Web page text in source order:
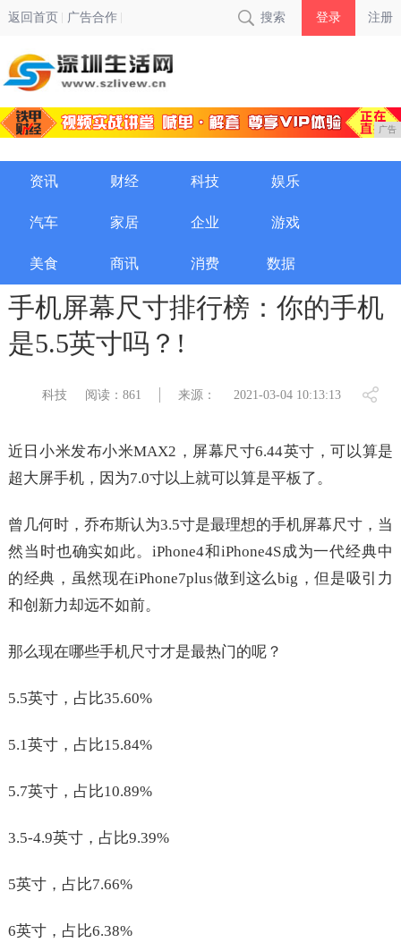
返回首页 广告合作 搜索 登录 注册
广告
资讯 财经 科技 娱乐
汽车 家居 企业 游戏
美食 商讯 消费 数据
手机屏幕尺寸排行榜：你的手机
是5.5英寸吗？!
科技 阅读：861 来源： 2021-03-04 10:13:13
近日小米发布小米MAX2，屏幕尺寸6.44英寸，可以算是
超大屏手机，因为7.0寸以上就可以算是平板了。
曾几何时，乔布斯认为3.5寸是最理想的手机屏幕尺寸，当
然当时也确实如此。iPhone4和iPhone4S成为一代经典中
的经典，虽然现在iPhone7plus做到这么big，但是吸引力
和创新力却远不如前。
那么现在哪些手机尺寸才是最热门的呢？
5.5英寸，占比35.60%
5.1英寸，占比15.84%
5.7英寸，占比10.89%
3.5-4.9英寸，占比9.39%
5英寸，占比7.66%
6英寸，占比6.38%